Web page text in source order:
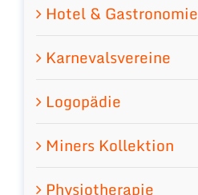
Hotel & Gastronomie
Karnevalsvereine
Logopädie
Miners Kollektion
Physiotherapie